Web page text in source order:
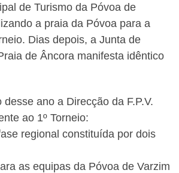
de Turismo da Póvoa de
a praia da Póvoa para a
Dias depois, a Junta de
de Âncora manifesta idêntico
desse ano a Direcção da F.P.V.
ao 1º Torneio:
regional constituída por dois
as equipas da Póvoa de Varzim